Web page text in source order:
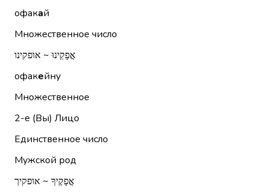
офакай
Множественное число
אֳפָקֵינוּ ~ אופקינו
офакейну
Множественное
2-е (Вы) Лицо
Единственное число
Мужской род
אֳפָקֶיךָ ~ אופקיך